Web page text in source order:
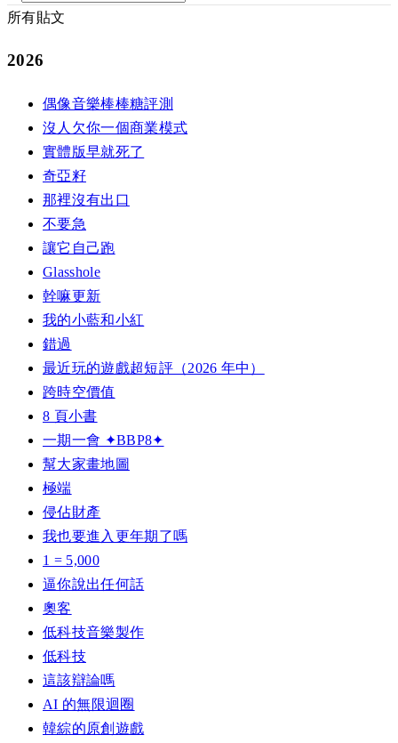
所有貼文
2026
偶像音樂棒棒糖評測
沒人欠你一個商業模式
實體版早就死了
奇亞籽
那裡沒有出口
不要急
讓它自己跑
Glasshole
幹嘛更新
我的小藍和小紅
錯過
最近玩的遊戲超短評（2026 年中）
跨時空價值
8 頁小書
一期一會 ✦BBP8✦
幫大家畫地圖
極端
侵佔財產
我也要進入更年期了嗎
1 = 5,000
逼你說出任何話
奧客
低科技音樂製作
低科技
這該辯論嗎
AI 的無限迴圈
韓綜的原創遊戲